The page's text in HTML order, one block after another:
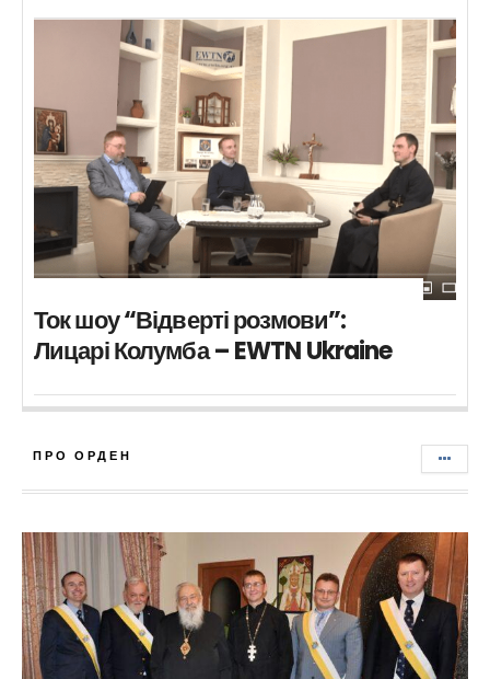
Ток шоу “Відверті розмови”:
Лицарі Колумба – EWTN Ukraine
ПРО ОРДЕН